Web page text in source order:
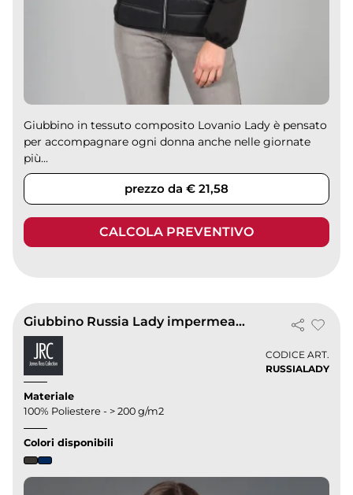
Giubbino in tessuto composito Lovanio Lady è pensato
per accompagnare ogni donna anche nelle giornate
più...
prezzo da € 21,58
CALCOLA PREVENTIVO
Giubbino Russia Lady impermeabile imbottito 200g Slim fit Donna
CODICE ART.
RUSSIALADY
Materiale
100% Poliestere - > 200 g/m2
Colori disponibili